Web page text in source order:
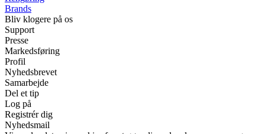
Brands
Bliv klogere på os
Support
Presse
Markedsføring
Profil
Nyhedsbrevet
Samarbejde
Del et tip
Log på
Registrér dig
Nyhedsmail